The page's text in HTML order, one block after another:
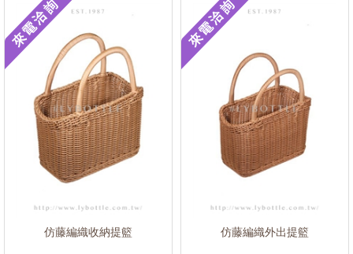
仿藤編織收納提籃 仿藤編織外出提籃